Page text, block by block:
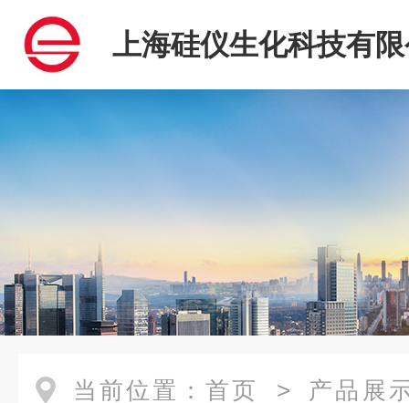
上海硅仪生化科技有
当前位置： 首页 > 产品展